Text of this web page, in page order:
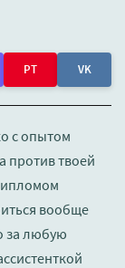
PT VK
с опытом
против твоей
вообще
за любую